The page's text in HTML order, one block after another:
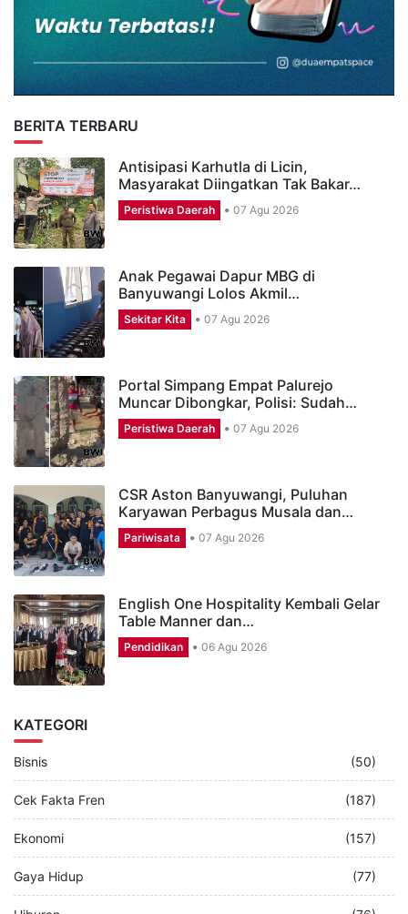
BERITA TERBARU
Antisipasi Karhutla di Licin,
Masyarakat Diingatkan Tak Bakar…
Peristiwa Daerah 07 Agu 2026
Anak Pegawai Dapur MBG di
Banyuwangi Lolos Akmil…
Sekitar Kita 07 Agu 2026
Portal Simpang Empat Palurejo
Muncar Dibongkar, Polisi: Sudah…
Peristiwa Daerah 07 Agu 2026
CSR Aston Banyuwangi, Puluhan
Karyawan Perbagus Musala dan…
Pariwisata 07 Agu 2026
English One Hospitality Kembali Gelar
Table Manner dan…
Pendidikan 06 Agu 2026
KATEGORI
Bisnis (50)
Cek Fakta Fren (187)
Ekonomi (157)
Gaya Hidup (77)